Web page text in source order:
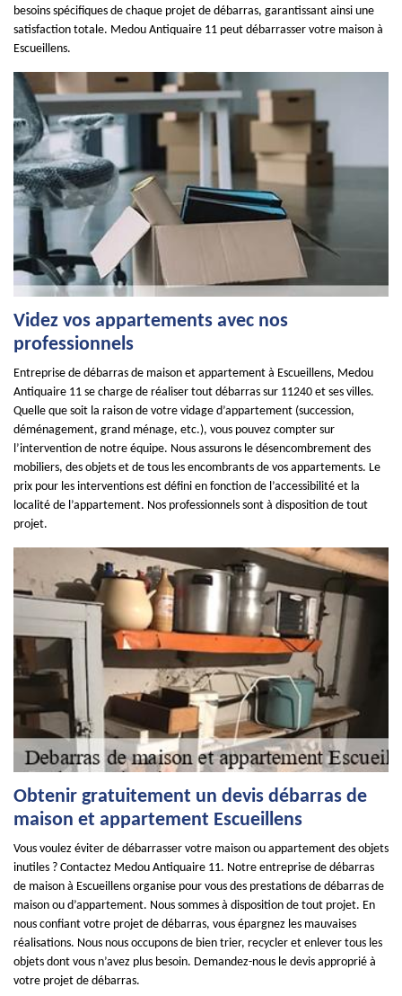
besoins spécifiques de chaque projet de débarras, garantissant ainsi une
satisfaction totale. Medou Antiquaire 11 peut débarrasser votre maison à
Escueillens.
Videz vos appartements avec nos
professionnels
Entreprise de débarras de maison et appartement à Escueillens, Medou
Antiquaire 11 se charge de réaliser tout débarras sur 11240 et ses villes.
Quelle que soit la raison de votre vidage d’appartement (succession,
déménagement, grand ménage, etc.), vous pouvez compter sur
l’intervention de notre équipe. Nous assurons le désencombrement des
mobiliers, des objets et de tous les encombrants de vos appartements. Le
prix pour les interventions est défini en fonction de l’accessibilité et la
localité de l’appartement. Nos professionnels sont à disposition de tout
projet.
Obtenir gratuitement un devis débarras de
maison et appartement Escueillens
Vous voulez éviter de débarrasser votre maison ou appartement des objets
inutiles ? Contactez Medou Antiquaire 11. Notre entreprise de débarras
de maison à Escueillens organise pour vous des prestations de débarras de
maison ou d’appartement. Nous sommes à disposition de tout projet. En
nous confiant votre projet de débarras, vous épargnez les mauvaises
réalisations. Nous nous occupons de bien trier, recycler et enlever tous les
objets dont vous n’avez plus besoin. Demandez-nous le devis approprié à
votre projet de débarras.